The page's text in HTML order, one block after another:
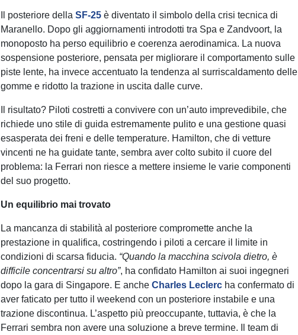
Il posteriore dellaSF-25 è diventato il simbolo della crisi tecnica di
Maranello. Dopo gli aggiornamenti introdotti tra Spa e Zandvoort, la
monoposto ha perso equilibrio e coerenza aerodinamica. La nuova
sospensione posteriore, pensata per migliorare il comportamento sulle
piste lente, ha invece accentuato la tendenza al surriscaldamento delle
gomme e ridotto la trazione in uscita dalle curve.
Il risultato? Piloti costretti a convivere con un’auto imprevedibile, che
richiede uno stile di guida estremamente pulito e una gestione quasi
esasperata dei freni e delle temperature. Hamilton, che di vetture
vincenti ne ha guidate tante, sembra aver colto subito il cuore del
problema: la Ferrari non riesce a mettere insieme le varie componenti
del suo progetto.
Un equilibrio mai trovato
La mancanza di stabilità al posteriore compromette anche la
prestazione in qualifica, costringendo i piloti a cercare il limite in
condizioni di scarsa fiducia. “Quando la macchina scivola dietro, è
difficile concentrarsi su altro”, ha confidato Hamilton ai suoi ingegneri
dopo la gara di Singapore. E ancheCharles Leclerc ha confermato di
aver faticato per tutto il weekend con un posteriore instabile e una
trazione discontinua. L’aspetto più preoccupante, tuttavia, è che la
Ferrari sembra non avere una soluzione a breve termine. Il team di